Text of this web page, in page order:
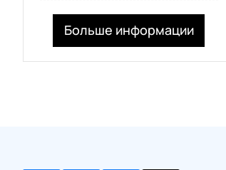
Больше информации